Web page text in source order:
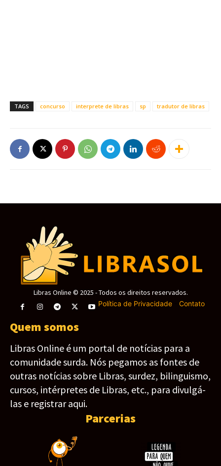
TAGS concurso interprete de libras sp tradutor de libras
Libras Online © 2025 - Todos os direitos reservados.
Política de Privacidade- Contato
Quem somos
Libras Online é um portal de notícias para a
comunidade surda. Nós pegamos as fontes de
outras notícias sobre Libras, surdez, bilinguismo,
cursos, intérpretes de Libras, etc., para divulgá-
las e registrar aqui.
Parcerias